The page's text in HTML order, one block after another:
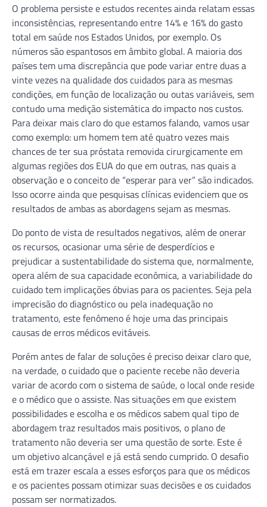
O problema persiste e estudos recentes ainda relatam essas
inconsistências, representando entre 14% e 16% do gasto
total em saúde nos Estados Unidos, por exemplo. Os
números são espantosos em âmbito global. A maioria dos
países tem uma discrepância que pode variar entre duas a
vinte vezes na qualidade dos cuidados para as mesmas
condições, em função de localização ou outas variáveis, sem
contudo uma medição sistemática do impacto nos custos.
Para deixar mais claro do que estamos falando, vamos usar
como exemplo: um homem tem até quatro vezes mais
chances de ter sua próstata removida cirurgicamente em
algumas regiões dos EUA do que em outras, nas quais a
observação e o conceito de “esperar para ver” são indicados.
Isso ocorre ainda que pesquisas clínicas evidenciem que os
resultados de ambas as abordagens sejam as mesmas.
Do ponto de vista de resultados negativos, além de onerar
os recursos, ocasionar uma série de desperdícios e
prejudicar a sustentabilidade do sistema que, normalmente,
opera além de sua capacidade econômica, a variabilidade do
cuidado tem implicações óbvias para os pacientes. Seja pela
imprecisão do diagnóstico ou pela inadequação no
tratamento, este fenômeno é hoje uma das principais
causas de erros médicos evitáveis.
Porém antes de falar de soluções é preciso deixar claro que,
na verdade, o cuidado que o paciente recebe não deveria
variar de acordo com o sistema de saúde, o local onde reside
e o médico que o assiste. Nas situações em que existem
possibilidades e escolha e os médicos sabem qual tipo de
abordagem traz resultados mais positivos, o plano de
tratamento não deveria ser uma questão de sorte. Este é
um objetivo alcançável e já está sendo cumprido. O desafio
está em trazer escala a esses esforços para que os médicos
e os pacientes possam otimizar suas decisões e os cuidados
possam ser normatizados.